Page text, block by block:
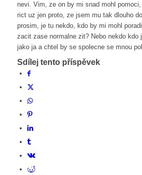
nevi. Vim, ze on by mi snad mohl
rict uz jen proto, ze jsem mu tak dlouho
prosim, je tu nekdo, kdo by mi mohl
zacit zase normalne zit? Nebo nekdo kdo
jako ja a chtel by se spolecne se mnou
Sdílej tento příspěvek